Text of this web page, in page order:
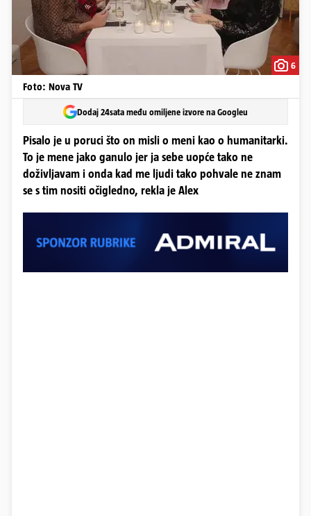
6
Foto: Nova TV
Dodaj 24sata među omiljene izvore na Googleu
Pisalo je u poruci što on misli o meni kao o humanitarki.
To je mene jako ganulo jer ja sebe uopće tako ne
doživljavam i onda kad me ljudi tako pohvale ne znam
se s tim nositi očigledno, rekla je Alex